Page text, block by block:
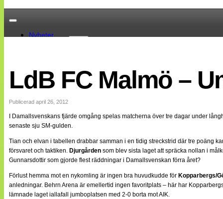
Nyheter
Landslaget
EM 2013
Internationellt
Bildreportage
Bloggar
Lagen
Webb-TV
Medlemsbilder
Till klubbkassan
NÄTverket
Split vision
Om oss
LdB FC Malmö –
Publicerad april 26, 2012
I Damallsvenskans fjärde omgång spelas matcherna över tre dagar under
senaste sju SM-gulden.
Tian och elvan i tabellen drabbar samman i en tidig streckstrid där tre poäng
försvaret och taktiken. Djurgården som blev sista laget att spräcka nollan i
Gunnarsdottir som gjorde flest räddningar i Damallsvenskan förra året?
Förlust hemma mot en nykomling är ingen bra huvudkudde för Kopparbergs/
anledningar. Behrn Arena är emellertid ingen favoritplats – här har
lämnade laget iallafall jumboplatsen med 2-0 borta mot AIK.